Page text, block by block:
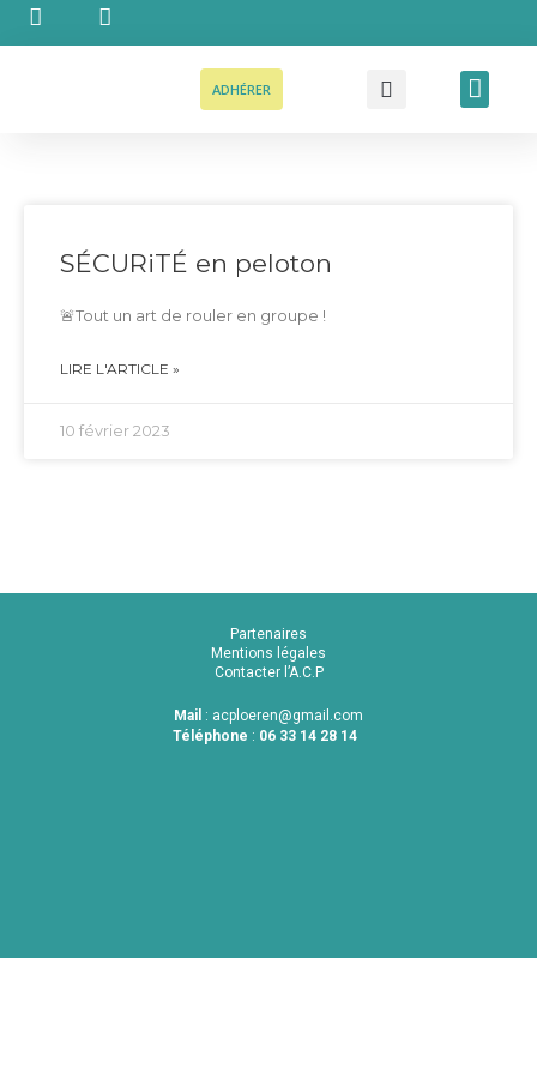
contenu
ADHÉRER
SÉCURiTÉ en peloton
🚨Tout un art de rouler en groupe !
LIRE L'ARTICLE »
10 février 2023
Partenaires
Mentions légales
Contacter l’A.C.P
Mail : acploeren@gmail.com
Téléphone : 06 33 14 28 14